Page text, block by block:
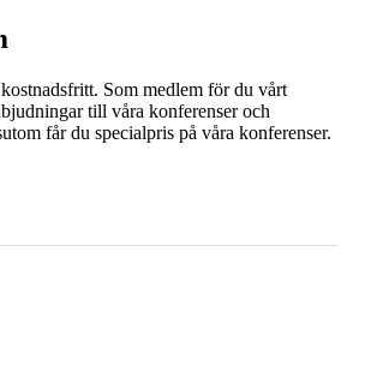
Som medlem för du vårt
till våra konferenser och
får du specialpris på våra konferenser.